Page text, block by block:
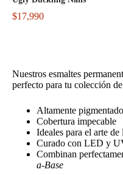
$17,990
Nuestros esmaltes
perfecto para tu colección
Altamente
Cobertura impecable
Ideales para el arte de
Curado con LED y
Combinan
a-Base